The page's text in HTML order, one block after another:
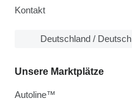
Kontakt
Deutschland / Deutsch
Unsere Marktplätze
Autoline™